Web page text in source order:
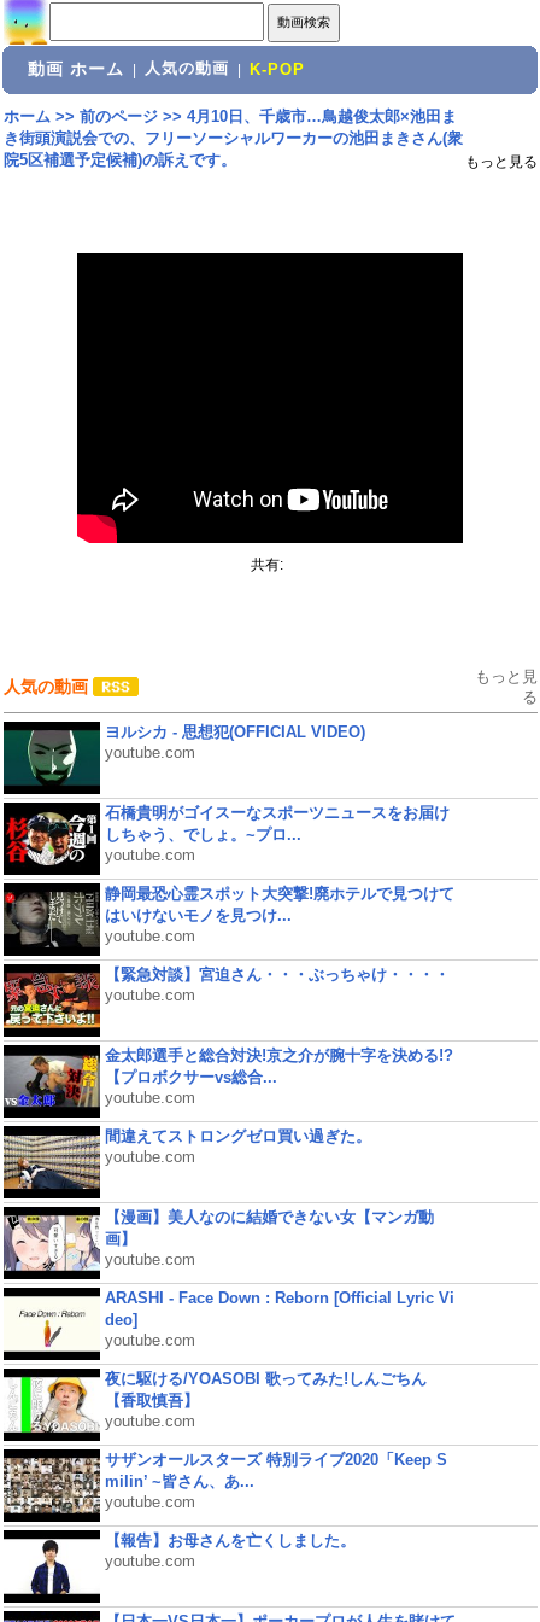
動画 ホーム 人気の動画 K-POP
ホーム>> 前のページ>> 4月10日、千歳市…鳥越俊太郎×池田ま
き街頭演説会での、フリーソーシャルワーカーの池田まきさん(衆
院5区補選予定候補)の訴えです。
もっと見る
共有:
人気の動画
もっと見
る
ヨルシカ - 思想犯(OFFICIAL VIDEO)
youtube.com
石橋貴明がゴイスーなスポーツニュースをお届け
しちゃう、でしょ。~プロ...
youtube.com
静岡最恐心霊スポット大突撃!廃ホテルで見つけて
はいけないモノを見つけ...
youtube.com
【緊急対談】宮迫さん・・・ぶっちゃけ・・・・
youtube.com
金太郎選手と総合対決!京之介が腕十字を決める!?
【プロボクサーvs総合...
youtube.com
間違えてストロングゼロ買い過ぎた。
youtube.com
【漫画】美人なのに結婚できない女【マンガ動
画】
youtube.com
ARASHI - Face Down : Reborn [Official Lyric Vi
deo]
youtube.com
夜に駆ける/YOASOBI 歌ってみた!しんごちん
【香取慎吾】
youtube.com
サザンオールスターズ 特別ライブ2020「Keep S
milin’ ~皆さん、あ...
youtube.com
【報告】お母さんを亡くしました。
youtube.com